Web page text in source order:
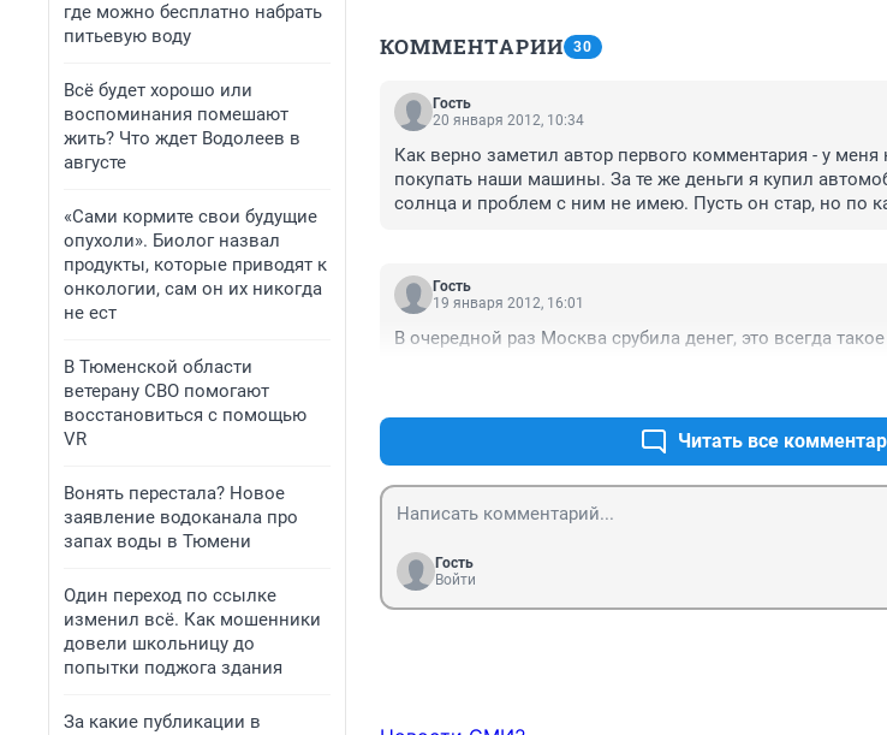
где можно бесплатно набрать
питьевую воду
Всё будет хорошо или
воспоминания помешают
жить? Что ждет Водолеев в
августе
«Сами кормите свои будущие
опухоли». Биолог назвал
продукты, которые приводят к
онкологии, сам он их никогда
не ест
В Тюменской области
ветерану СВО помогают
восстановиться с помощью
VR
Вонять перестала? Новое
заявление водоканала про
запах воды в Тюмени
Один переход по ссылке
изменил всё. Как мошенники
довели школьницу до
попытки поджога здания
За какие публикации в
КОММЕНТАРИИ 30
Гость
20 января 2012, 10:34
Как верно заметил автор первого комментария - у меня
покупать наши машины. За те же деньги я купил
солнца и проблем с ним не имею. Пусть он стар, но по
Гость
19 января 2012, 16:01
В очередной раз Москва срубила денег, это всегда
Читать все
Гость
Войти